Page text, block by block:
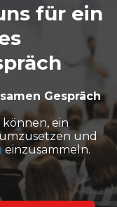
für ein
Gespräch
ein
und
einzusammeln.